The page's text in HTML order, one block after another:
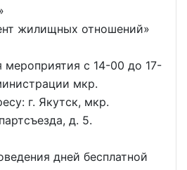
жилищных отношений»
мероприятия с 14-00 до 17-
мкр.
г. Якутск, мкр.
д. 5.
дней бесплатной